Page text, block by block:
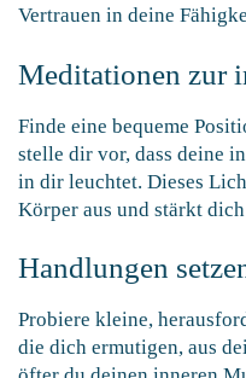
Vertrauen in deine
Meditationen zur
Finde eine bequeme
stelle dir vor, dass deine
in dir leuchtet. Dieses
Körper aus und stärkt
Handlungen
Probiere kleine,
die dich ermutigen, aus